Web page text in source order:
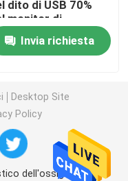
della famiglia
dito di USB 70%
monitor di
della
SPO2
Invia richiesta
Desktop Site
Policy
dell'ossigeno